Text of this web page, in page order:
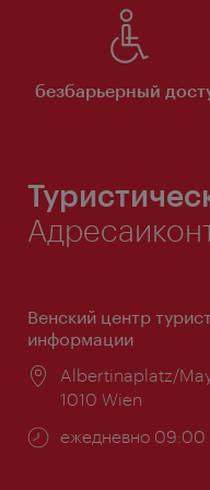
безбарьерный
Венский центр
информации
Расположение:
Albertinaplatz/
1010 Wien
Часы
ежедневно 09:00